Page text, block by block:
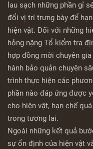
lau sạch những phần gỉ
đổi vị trí trưng bày để
hiện vật. Đối với những
hỏng nặng Tổ kiểm tra
hợp đồng mời chuyên
hành bảo quản chuyên
trình thực hiện các
phần nào đáp ứng được
cho hiện vật, hạn chế
trong tương lai.
Ngoài những kết quả
sự ổn định của hiện vật